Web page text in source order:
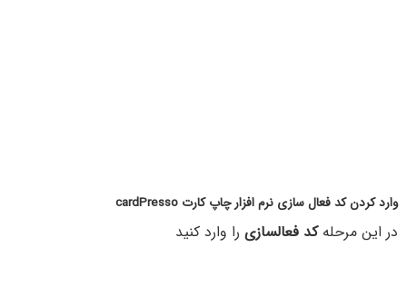
وارد کردن کد فعال سازی نرم افزار چاپ کارت cardPresso
در این مرحلهکد فعالسازی را وارد کنید